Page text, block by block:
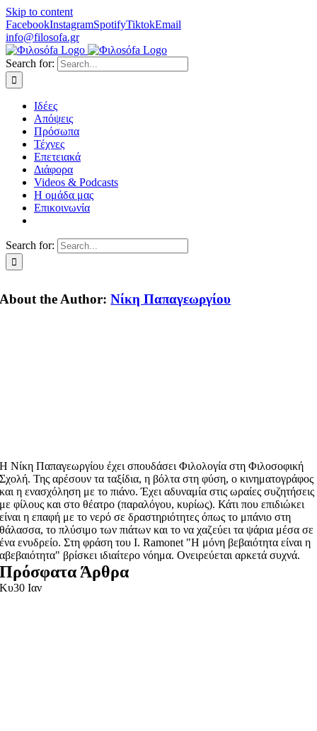
Skip to content
FacebookInstagramSpotifyTiktokEmail
info@filosofa.gr
Search for:
Ιδέες
Απόψεις
Πρόσωπα
Τέχνες
Επετειακά
Διάφορα
Videos & Podcasts
Η ομάδα μας
Επικοινωνία
Search for:
About the Author:Νίκη Παπαγεωργίου
Η Νίκη Παπαγεωργίου έχει σπουδάσει Φιλολογία στη Φιλοσοφική
Σχολή. Της αρέσουν τα ταξίδια, η βόλτα στη φύση, ο κινηματογράφος
και η ενασχόληση με το πιάνο. Έχει αδυναμία στις ωραίες συζητήσεις
με φίλους και στο θέατρο (παραλόγου, κυρίως). Κάτι που επιδιώκει
είναι η επαφή με το νερό σε δραστηριότητες όπως το μπάνιο στη
θάλασσα, το πλύσιμο των πιάτων και το να χαζεύει τα ψάρια μέσα σε
ένα ενυδρείο. Στη φράση του Ι. Ramonet "Η μόνη βεβαιότητα είναι η
αβεβαιότητα" βρίσκει ιδιαίτερο νόημα. Ονειρεύεται αρκετά συχνά.
Πρόσφατα Άρθρα
Κυ30 Ιαν